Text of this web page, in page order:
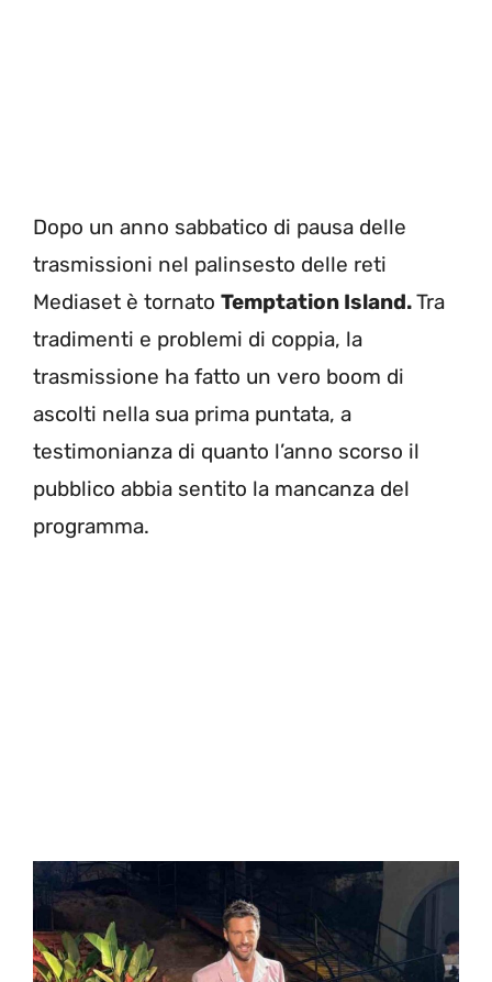
Dopo un anno sabbatico di pausa delle
trasmissioni nel palinsesto delle reti
Mediaset è tornato Temptation Island.Tra
tradimenti e problemi di coppia, la
trasmissione ha fatto un vero boom di
ascolti nella sua prima puntata, a
testimonianza di quanto l’anno scorso il
pubblico abbia sentito la mancanza del
programma.